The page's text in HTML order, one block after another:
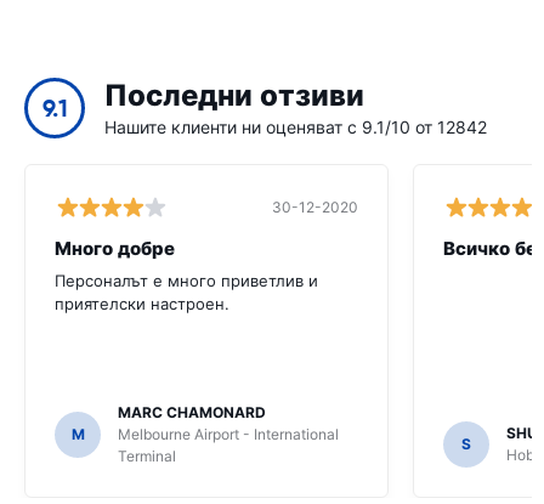
9.1 Последни отзиви
Нашите клиенти ни оценяват с 9.1/10 от 12842
30-12-2020
Много добре
Персоналът е много приветлив и
приятелски настроен.
M
MARC CHAMONARD
Melbourne Airport - International
Terminal
Всичко
S